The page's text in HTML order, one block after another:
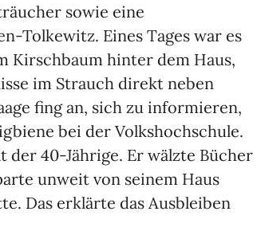
sowie eine
Tolkewitz. Eines Tages war es
Kirschbaum hinter dem Haus,
im Strauch direkt neben
fing an, sich zu informieren,
bei der Volkshochschule.
der 40-Jährige. Er wälzte Bücher
unweit von seinem Haus
Das erklärte das Ausbleiben